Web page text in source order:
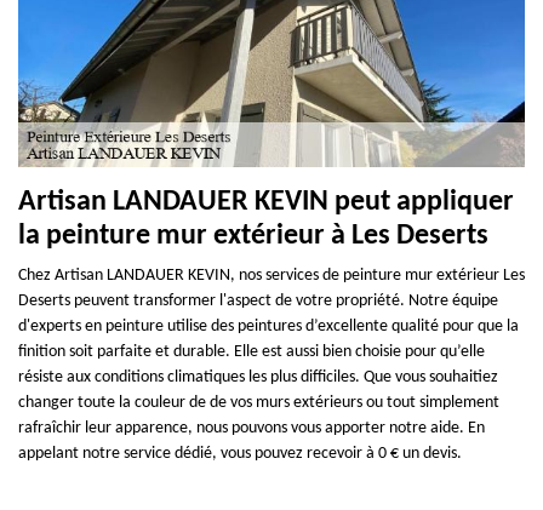
Artisan LANDAUER KEVIN peut appliquer
la peinture mur extérieur à Les Deserts
Chez Artisan LANDAUER KEVIN, nos services de peinture mur extérieur Les
Deserts peuvent transformer l'aspect de votre propriété. Notre équipe
d'experts en peinture utilise des peintures d’excellente qualité pour que la
finition soit parfaite et durable. Elle est aussi bien choisie pour qu’elle
résiste aux conditions climatiques les plus difficiles. Que vous souhaitiez
changer toute la couleur de de vos murs extérieurs ou tout simplement
rafraîchir leur apparence, nous pouvons vous apporter notre aide. En
appelant notre service dédié, vous pouvez recevoir à 0 € un devis.